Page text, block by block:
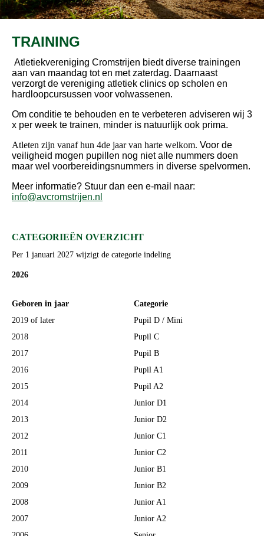
TRAINING
Atletiekvereniging Cromstrijen biedt diverse trainingen
aan van maandag tot en met zaterdag. Daarnaast
verzorgt de vereniging atletiek clinics op scholen en
hardloopcursussen voor volwassenen.
Om conditie te behouden en te verbeteren adviseren wij 3
x per week te trainen, minder is natuurlijk ook prima.
Atleten zijn vanaf hun 4de jaar van harte welkom. Voor de
veiligheid mogen pupillen nog niet alle nummers doen
maar wel voorbereidingsnummers in diverse spelvormen.
Meer informatie? Stuur dan een e-mail naar:
info@avcromstrijen.nl
CATEGORIEËN OVERZICHT
Per 1 januari 2027 wijzigt de categorie indeling
2026
Geboren in jaar
Categorie
2019 of later
Pupil D / Mini
2018
Pupil C
2017
Pupil B
2016
Pupil A1
2015
Pupil A2
2014
Junior D1
2013
Junior D2
2012
Junior C1
2011
Junior C2
2010
Junior B1
2009
Junior B2
2008
Junior A1
2007
Junior A2